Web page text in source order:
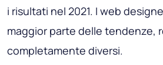
i risultati nel 2021. I web
maggior parte delle tendenze,
completamente diversi.